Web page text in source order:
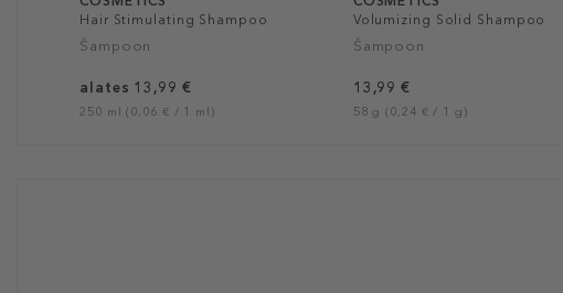
Hair Stimulating Shampoo
Šampoon
alates 13,99 €
250 ml (0,06 € / 1 ml)
Volumizing Solid Shampoo
Šampoon
13,99 €
58 g (0,24 € / 1 g)